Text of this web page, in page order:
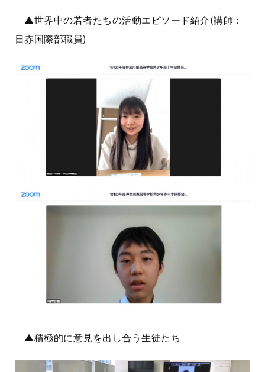
▲世界中の若者たちの活動エピソード紹介(講師：
日赤国際部職員)
▲積極的に意見を出し合う生徒たち